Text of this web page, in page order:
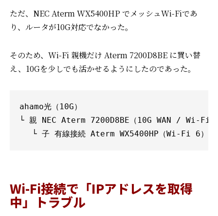
ただ、NEC Aterm WX5400HP でメッシュWi-Fiであ
り、ルータが10G対応でなかった。
そのため、Wi-Fi 親機だけ Aterm 7200D8BE に買い替
え、10Gを少しでも活かせるようにしたのであった。
ahamo光（10G）
└ 親 NEC Aterm 7200D8BE（10G WAN / Wi-Fi
└ 子 有線接続 Aterm WX5400HP（Wi-Fi 6）
Wi-Fi接続で「IPアドレスを取得
中」トラブル